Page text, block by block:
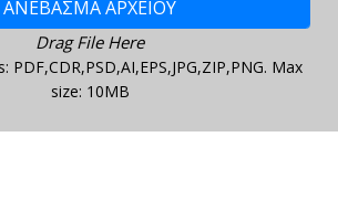
ΑΝΕΒΑΣΜΑ ΑΡΧΕΙΟΥ
Drag File Here
Max
size: 10MB